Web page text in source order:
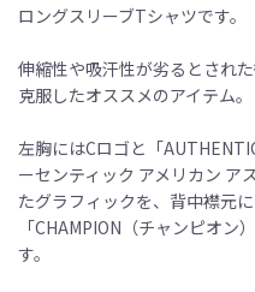
ロングスリーブTシャツです。
伸縮性や吸汗性が劣るとされ
克服したオススメのアイテム。
左胸にはCロゴと「
ーセンティック アメリカン ア
たグラフィックを、背中襟元
「CHAMPION（チャンピオン
す。